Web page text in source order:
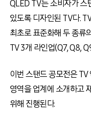
QLED TV는 소비자가 스
있도록 디자인된 TV다.
최초로 표준화해 두 종류
TV 3개 라인업(Q7, Q8,
이번 스탠드 공모전은
영역을 업계에 소개하고
위해 진행된다.